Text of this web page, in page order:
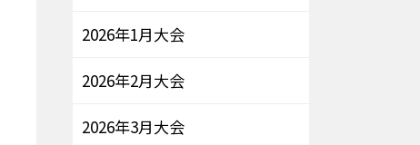
2026年1月大会
2026年2月大会
2026年3月大会